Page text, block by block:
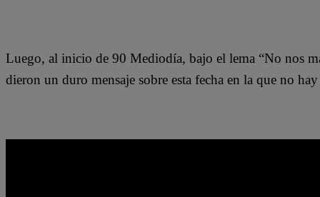
Luego, al inicio de 90 Mediodía, bajo el lema “No nos
dieron un duro mensaje sobre esta fecha en la que no